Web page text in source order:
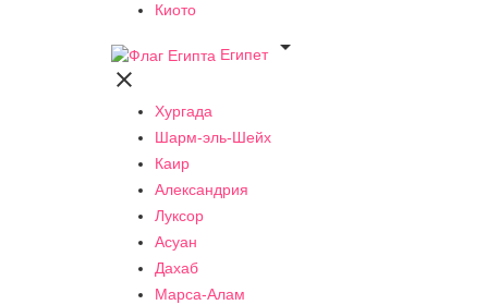
Киото
Египет


Хургада
Шарм-эль-Шейх
Каир
Александрия
Луксор
Асуан
Дахаб
Марса-Алам